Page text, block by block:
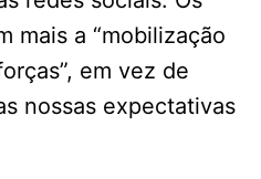
mais a “mobilização
em vez de
nossas expectativas